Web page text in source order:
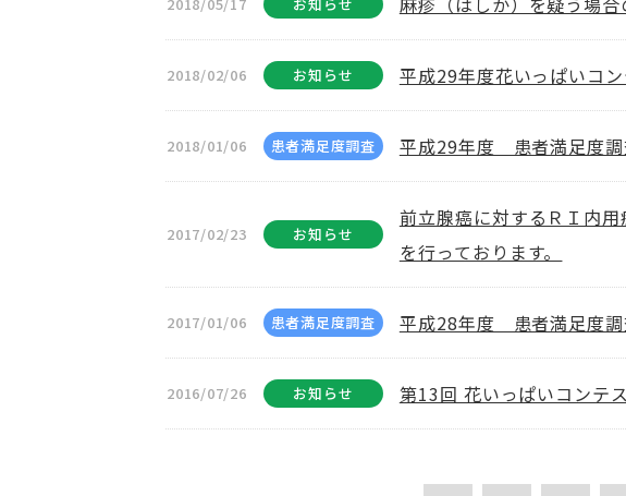
2018/02/06 お知らせ 平成29年度花いっぱいコ
2018/01/06 患者満足度調査 平成29年度 患者満足度調
2017/02/23 お知らせ
前立腺癌に対するＲＩ内用
を行っております。
2017/01/06 患者満足度調査 平成28年度 患者満足度調
2016/07/26 お知らせ 第13回 花いっぱいコンテ